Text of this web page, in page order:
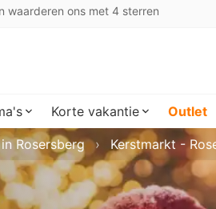
waarderen ons met 4 sterren
Korte vakantie Outlet
Rosersberg Kerstmarkt -